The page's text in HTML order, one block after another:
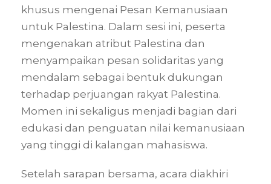
khusus mengenai Pesan Kemanusiaan
untuk Palestina. Dalam sesi ini, peserta
mengenakan atribut Palestina dan
menyampaikan pesan solidaritas yang
mendalam sebagai bentuk dukungan
terhadap perjuangan rakyat Palestina.
Momen ini sekaligus menjadi bagian dari
edukasi dan penguatan nilai kemanusiaan
yang tinggi di kalangan mahasiswa.
Setelah sarapan bersama, acara diakhiri